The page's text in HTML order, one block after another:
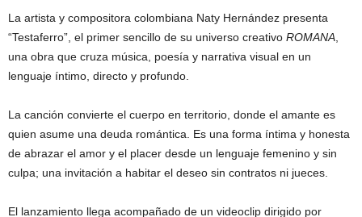
La artista y compositora colombiana Naty Hernández presenta
“Testaferro”, el primer sencillo de su universo creativo ROMANA,
una obra que cruza música, poesía y narrativa visual en un
lenguaje íntimo, directo y profundo.
La canción convierte el cuerpo en territorio, donde el amante es
quien asume una deuda romántica. Es una forma íntima y honesta
de abrazar el amor y el placer desde un lenguaje femenino y sin
culpa; una invitación a habitar el deseo sin contratos ni jueces.
El lanzamiento llega acompañado de un videoclip dirigido por